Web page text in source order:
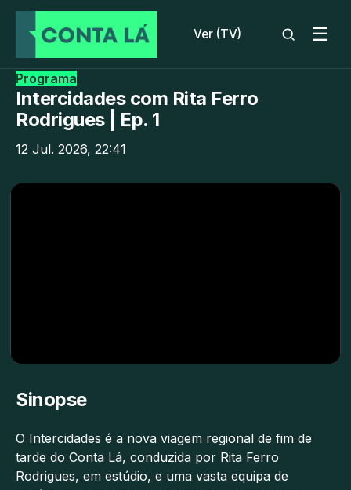
Ver (TV) ☰
Programa
Intercidades com Rita Ferro
Rodrigues | Ep. 1
12 Jul. 2026, 22:41
Sinopse
O Intercidades é a nova viagem regional de fim de
tarde do Conta Lá, conduzida por Rita Ferro
Rodrigues, em estúdio, e uma vasta equipa de